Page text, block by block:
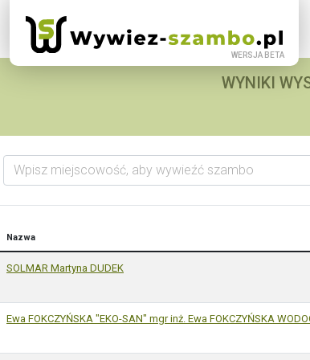
WYNIKI
Wpisz miejscowość, aby wywieźć szambo
Nazwa
SOLMAR Martyna DUDEK
Ewa FOKCZYŃSKA "EKO-SAN" mgr inż. Ewa FOKCZYŃSKA